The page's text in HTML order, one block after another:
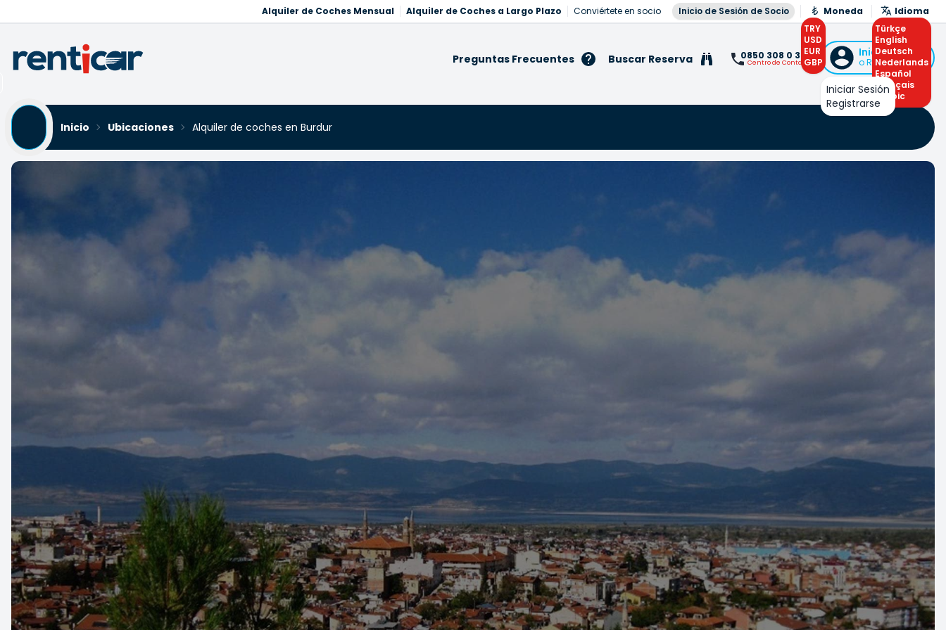
Alquiler de Coches Mensual Alquiler de Coches a Largo Plazo Conviértete en socio Inicio de Sesión de Socio
Moneda
TRY
USD
EUR
GBP
Idioma
Türkçe
English
Deutsch
Nederlands
Español
Français
Arabic
Preguntas Frecuentes Buscar Reserva 0850 308 0 308
Centro de Contacto
Iniciar Sesión
o Registrarse
Iniciar Sesión
Registrarse
Inicio
Ubicaciones Alquiler de coches en Burdur